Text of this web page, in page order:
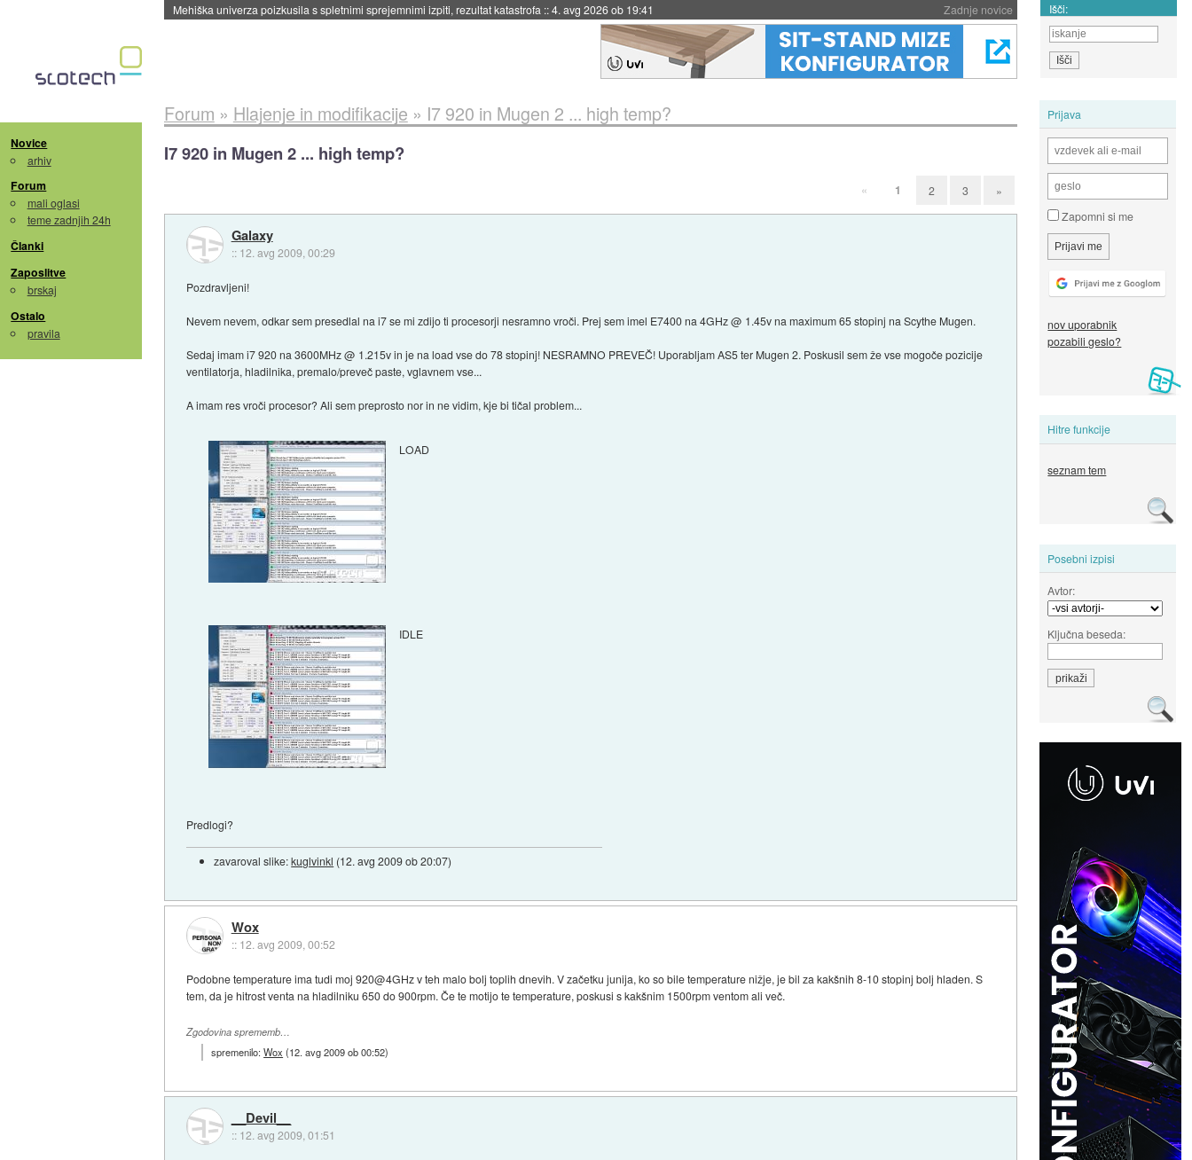
Zadnje novice
Evropska vesoljska agencija razvija svojo raketo za večkratno uporabo::4. avg 2026 ob 19:41 Išči:
Novice
arhiv
Forum
mali oglasi
teme zadnjih 24h
Članki
Zaposlitve
brskaj
Ostalo
pravila
Prijava
Zapomni si me
nov uporabnik
pozabili geslo?
Hitre funkcije
seznam tem
Posebni izpisi
Avtor:
Ključna beseda:
Forum » Hlajenje in modifikacije » I7 920 in Mugen 2 ... high temp?
I7 920 in Mugen 2 ... high temp?
« 1 2 3 »
Galaxy
:: 12. avg 2009, 00:29
Pozdravljeni!
Nevem nevem, odkar sem presedlal na i7 se mi zdijo ti procesorji nesramno vroči. Prej sem imel E7400 na 4GHz @ 1.45v na maximum 65 stopinj na Scythe Mugen.
Sedaj imam i7 920 na 3600MHz @ 1.215v in je na load vse do 78 stopinj! NESRAMNO PREVEČ! Uporabljam AS5 ter Mugen 2. Poskusil sem že vse mogoče pozicije
ventilatorja, hladilnika, premalo/preveč paste, vglavnem vse...
A imam res vroči procesor? Ali sem preprosto nor in ne vidim, kje bi tičal problem...
LOAD
IDLE
Predlogi?
zavaroval slike:kuglvinkl (12. avg 2009 ob 20:07)
Wox
:: 12. avg 2009, 00:52
Podobne temperature ima tudi moj 920@4GHz v teh malo bolj toplih dnevih. V začetku junija, ko so bile temperature nižje, je bil za kakšnih 8-10 stopinj bolj hladen. S
tem, da je hitrost venta na hladilniku 650 do 900rpm. Če te motijo te temperature, poskusi s kakšnim 1500rpm ventom ali več.
Zgodovina sprememb…
spremenilo:Wox (12. avg 2009 ob 00:52)
__Devil__
:: 12. avg 2009, 01:51